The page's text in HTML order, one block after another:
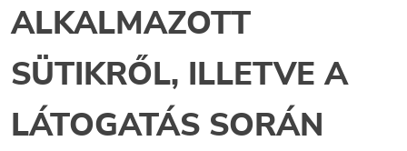
ALKALMAZOTT
SÜTIKRŐL, ILLETVE A
LÁTOGATÁS SORÁN